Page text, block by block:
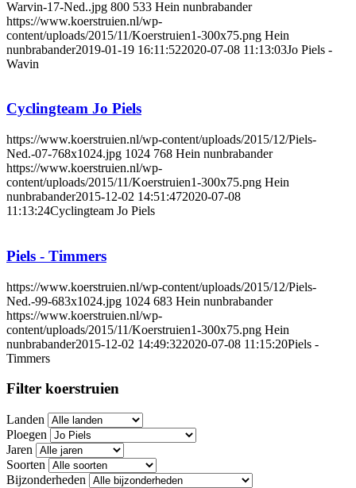
Warvin-17-Ned..jpg 800 533 Hein nunbrabander
https://www.koerstruien.nl/wp-
content/uploads/2015/11/Koerstruien1-300x75.png Hein
nunbrabander2019-01-19 16:11:522020-07-08 11:13:03Jo Piels -
Wavin
Cyclingteam Jo Piels
https://www.koerstruien.nl/wp-content/uploads/2015/12/Piels-
Ned.-07-768x1024.jpg 1024 768 Hein nunbrabander
https://www.koerstruien.nl/wp-
content/uploads/2015/11/Koerstruien1-300x75.png Hein
nunbrabander2015-12-02 14:51:472020-07-08
11:13:24Cyclingteam Jo Piels
Piels - Timmers
https://www.koerstruien.nl/wp-content/uploads/2015/12/Piels-
Ned.-99-683x1024.jpg 1024 683 Hein nunbrabander
https://www.koerstruien.nl/wp-
content/uploads/2015/11/Koerstruien1-300x75.png Hein
nunbrabander2015-12-02 14:49:322020-07-08 11:15:20Piels -
Timmers
Filter koerstruien
Landen
Ploegen
Jaren
Soorten
Bijzonderheden